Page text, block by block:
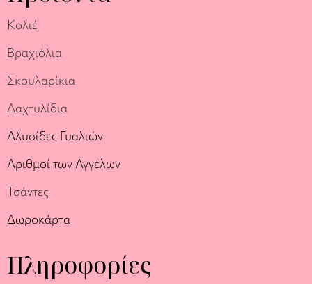
Κολιέ
Βραχιόλια
Σκουλαρίκια
Δαχτυλίδια
Αλυσίδες Γυαλιών
Αριθμοί των Αγγέλων
Τσάντες
Δωροκάρτα
Πληροφορίες